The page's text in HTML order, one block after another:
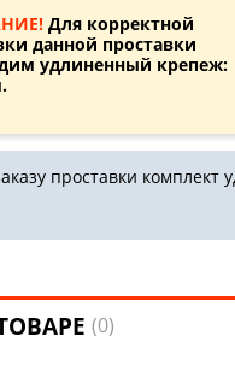
Для корректной
данной проставки
удлиненный крепеж:
проставки комплект
(0)